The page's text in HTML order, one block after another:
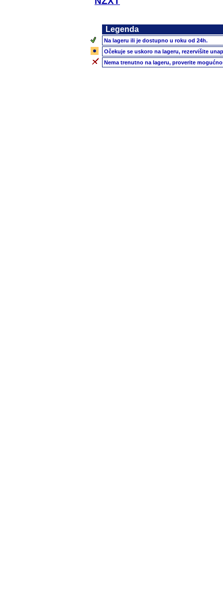
Legenda
Na lageru ili je dostupno u roku od 24h.
Očekuje se uskoro na lageru, rezervišite
Nema trenutno na lageru, proverite